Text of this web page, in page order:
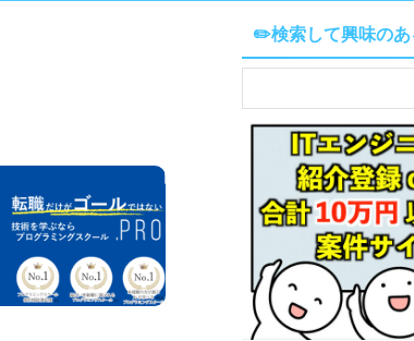
✏️検索して興味のあ